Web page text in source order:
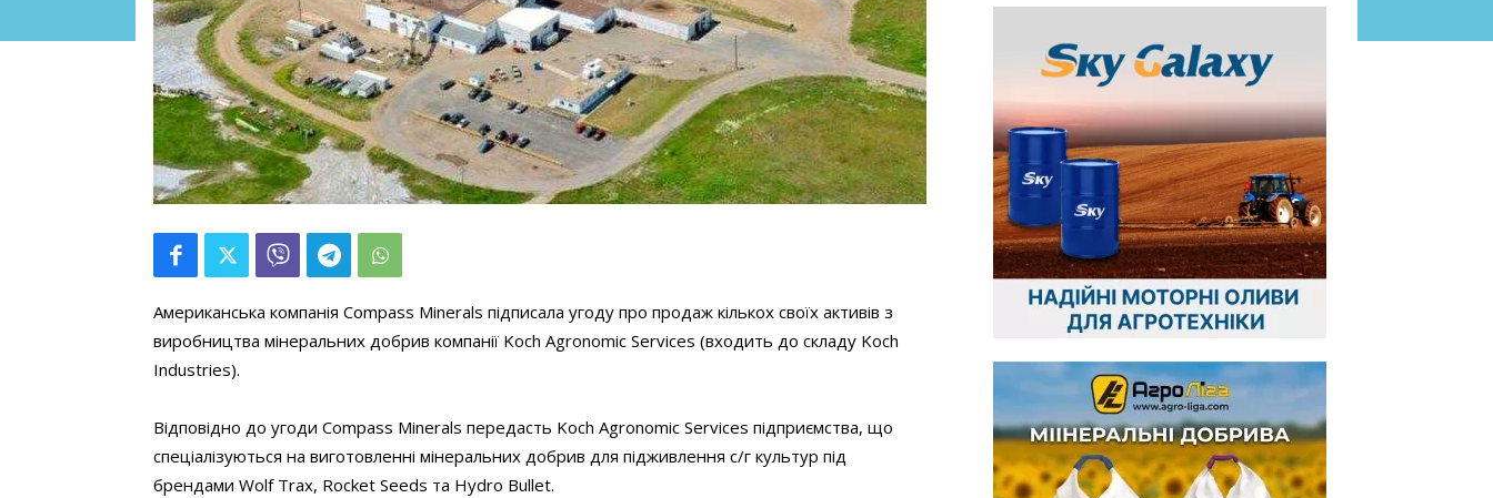
Американська компанія Compass Minerals підписала угоду про продаж кількох своїх активів з
виробництва мінеральних добрив компанії Koch Agronomic Services (входить до складу Koch
Industries).
Відповідно до угоди Compass Minerals передасть Koch Agronomic Services підприємства, що
спеціалізуються на виготовленні мінеральних добрив для підживлення с/г культур під
брендами Wolf Trax, Rocket Seeds та Hydro Bullet.